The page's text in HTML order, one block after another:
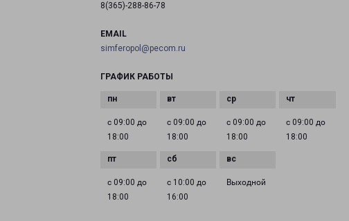
8(365)-288-86-78
EMAIL
simferopol@pecom.ru
ГРАФИК РАБОТЫ
с 09:00 до
18:00
с 09:00 до
18:00
с 09:00 до
18:00
с 09:00 до
18:00
с 09:00 до
18:00
с 10:00 до
16:00
Выходной